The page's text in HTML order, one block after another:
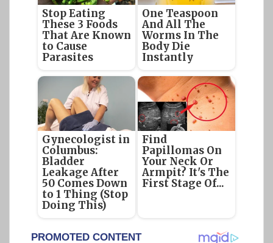
Stop Eating
These 3 Foods
That Are Known
to Cause
Parasites
One Teaspoon
And All The
Worms In The
Body Die
Instantly
Gynecologist in
Columbus:
Bladder
Leakage After
50 Comes Down
to 1 Thing (Stop
Doing This)
Find
Papillomas On
Your Neck Or
Armpit? It's The
First Stage Of...